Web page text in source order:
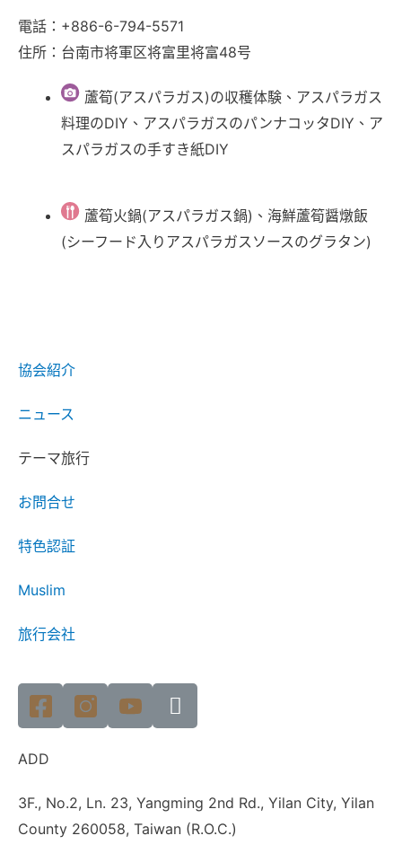
電話：+886-6-794-5571
住所：台南市将軍区将富里将富48号
蘆筍(アスパラガス)の収穫体験、アスパラガス
料理のDIY、アスパラガスのパンナコッタDIY、ア
スパラガスの手すき紙DIY
蘆筍火鍋(アスパラガス鍋)、海鮮蘆筍醤燉飯
(シーフード入りアスパラガスソースのグラタン)
協会紹介
ニュース
テーマ旅行
お問合せ
特色認証
Muslim
旅行会社
ADD
3F., No.2, Ln. 23, Yangming 2nd Rd., Yilan City, Yilan
County 260058, Taiwan (R.O.C.)